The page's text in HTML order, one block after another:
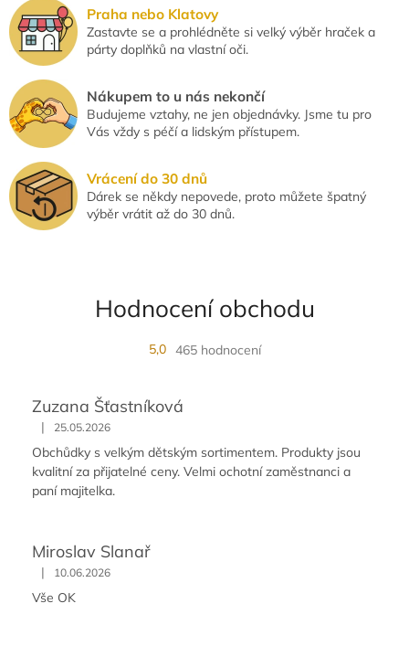
Praha nebo Klatovy
Zastavte se a prohlédněte si velký výběr hraček a
párty doplňků na vlastní oči.
Nákupem to u nás nekončí
Budujeme vztahy, ne jen objednávky. Jsme tu pro
Vás vždy s péčí a lidským přístupem.
Vrácení do 30 dnů
Dárek se někdy nepovede, proto můžete špatný
výběr vrátit až do 30 dnů.
Hodnocení obchodu
5,0 465 hodnocení
Zuzana Šťastníková
| 25.05.2026
Obchůdky s velkým dětským sortimentem. Produkty jsou
kvalitní za přijatelné ceny. Velmi ochotní zaměstnanci a
paní majitelka.
Miroslav Slanař
| 10.06.2026
Vše OK